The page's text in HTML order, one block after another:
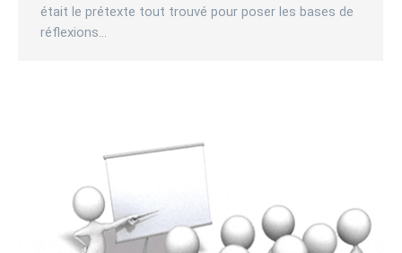
était le prétexte tout trouvé pour poser les bases de
réflexions…